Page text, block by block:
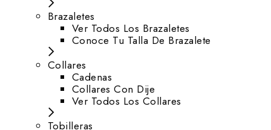
Brazaletes
Ver Todos Los Brazaletes
Conoce Tu Talla De Brazalete
Collares
Cadenas
Collares Con Dije
Ver Todos Los Collares
Tobilleras